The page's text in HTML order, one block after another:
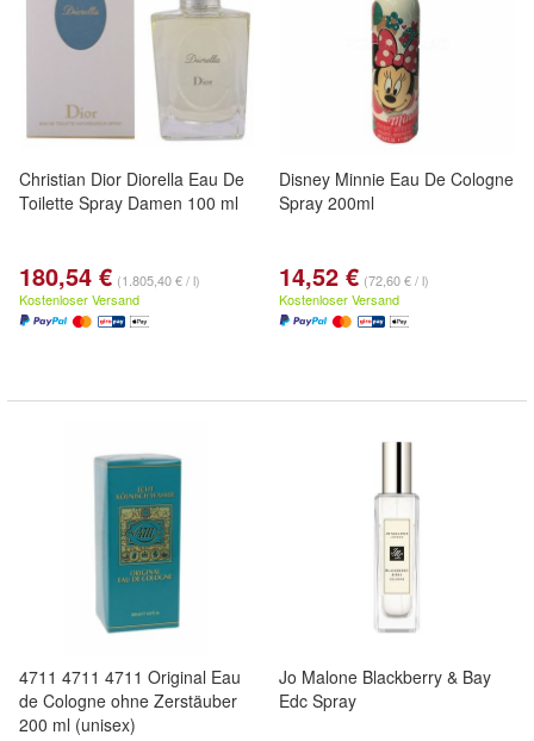
Christian Dior Diorella Eau De
Toilette Spray Damen 100 ml
180,54 € (1.805,40 € / l)
Kostenloser Versand
Disney Minnie Eau De Cologne
Spray 200ml
14,52 € (72,60 € / l)
Kostenloser Versand
4711 4711 4711 Original Eau
de Cologne ohne Zerstäuber
200 ml (unisex)
Jo Malone Blackberry & Bay
Edc Spray